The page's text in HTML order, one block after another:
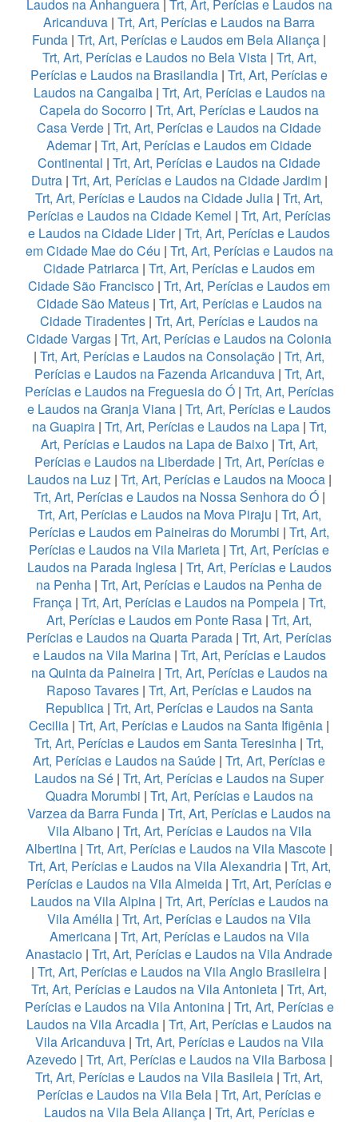
Laudos na Anhanguera| Trt, Art, Perícias e Laudos na
Aricanduva | Trt, Art, Perícias e Laudos na Barra
Funda | Trt, Art, Perícias e Laudos em Bela Aliança |
Trt, Art, Perícias e Laudos no Bela Vista| Trt, Art,
Perícias e Laudos na Brasilandia | Trt, Art, Perícias e
Laudos na Cangaiba| Trt, Art, Perícias e Laudos na
Capela do Socorro | Trt, Art, Perícias e Laudos na
Casa Verde | Trt, Art, Perícias e Laudos na Cidade
Ademar| Trt, Art, Perícias e Laudos em Cidade
Continental | Trt, Art, Perícias e Laudos na Cidade
Dutra | Trt, Art, Perícias e Laudos na Cidade Jardim|
Trt, Art, Perícias e Laudos na Cidade Julia | Trt, Art,
Perícias e Laudos na Cidade Kemel | Trt, Art, Perícias
e Laudos na Cidade Lider| Trt, Art, Perícias e Laudos
em Cidade Mae do Céu | Trt, Art, Perícias e Laudos na
Cidade Patriarca | Trt, Art, Perícias e Laudos em
Cidade São Francisco | Trt, Art, Perícias e Laudos em
Cidade São Mateus| Trt, Art, Perícias e Laudos na
Cidade Tiradentes | Trt, Art, Perícias e Laudos na
Cidade Vargas | Trt, Art, Perícias e Laudos na Colonia
| Trt, Art, Perícias e Laudos na Consolação | Trt, Art,
Perícias e Laudos na Fazenda Aricanduva| Trt, Art,
Perícias e Laudos na Freguesia do Ó| Trt, Art, Perícias
e Laudos na Granja Viana | Trt, Art, Perícias e Laudos
na Guapira| Trt, Art, Perícias e Laudos na Lapa| Trt,
Art, Perícias e Laudos na Lapa de Baixo | Trt, Art,
Perícias e Laudos na Liberdade | Trt, Art, Perícias e
Laudos na Luz| Trt, Art, Perícias e Laudos na Mooca|
Trt, Art, Perícias e Laudos na Nossa Senhora do Ó|
Trt, Art, Perícias e Laudos na Mova Piraju | Trt, Art,
Perícias e Laudos em Paineiras do Morumbi | Trt, Art,
Perícias e Laudos na Vila Marieta | Trt, Art, Perícias e
Laudos na Parada Inglesa | Trt, Art, Perícias e Laudos
na Penha | Trt, Art, Perícias e Laudos na Penha de
França | Trt, Art, Perícias e Laudos na Pompeia| Trt,
Art, Perícias e Laudos em Ponte Rasa | Trt, Art,
Perícias e Laudos na Quarta Parada | Trt, Art, Perícias
e Laudos na Vila Marina| Trt, Art, Perícias e Laudos
na Quinta da Paineira| Trt, Art, Perícias e Laudos na
Raposo Tavares | Trt, Art, Perícias e Laudos na
Republica| Trt, Art, Perícias e Laudos na Santa
Cecilia | Trt, Art, Perícias e Laudos na Santa Ifigênia |
Trt, Art, Perícias e Laudos em Santa Teresinha | Trt,
Art, Perícias e Laudos na Saúde | Trt, Art, Perícias e
Laudos na Sé | Trt, Art, Perícias e Laudos na Super
Quadra Morumbi | Trt, Art, Perícias e Laudos na
Varzea da Barra Funda | Trt, Art, Perícias e Laudos na
Vila Albano| Trt, Art, Perícias e Laudos na Vila
Albertina | Trt, Art, Perícias e Laudos na Vila Mascote |
Trt, Art, Perícias e Laudos na Vila Alexandria| Trt, Art,
Perícias e Laudos na Vila Almeida | Trt, Art, Perícias e
Laudos na Vila Alpina | Trt, Art, Perícias e Laudos na
Vila Amélia | Trt, Art, Perícias e Laudos na Vila
Americana| Trt, Art, Perícias e Laudos na Vila
Anastacio | Trt, Art, Perícias e Laudos na Vila Andrade
| Trt, Art, Perícias e Laudos na Vila Anglo Brasileira |
Trt, Art, Perícias e Laudos na Vila Antonieta | Trt, Art,
Perícias e Laudos na Vila Antonina| Trt, Art, Perícias e
Laudos na Vila Arcadia | Trt, Art, Perícias e Laudos na
Vila Aricanduva| Trt, Art, Perícias e Laudos na Vila
Azevedo| Trt, Art, Perícias e Laudos na Vila Barbosa|
Trt, Art, Perícias e Laudos na Vila Basileia | Trt, Art,
Perícias e Laudos na Vila Bela | Trt, Art, Perícias e
Laudos na Vila Bela Aliança| Trt, Art, Perícias e